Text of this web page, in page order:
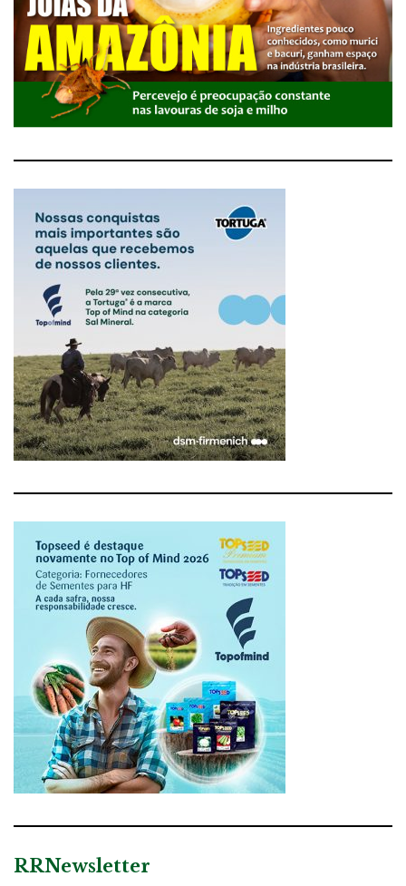
RRNewsletter